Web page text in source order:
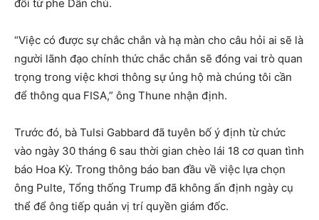
đối từ phe Dân chủ.
“Việc có được sự chắc chắn và hạ màn cho câu hỏi ai sẽ là
người lãnh đạo chính thức chắc chắn sẽ đóng vai trò quan
trọng trong việc khơi thông sự ủng hộ mà chúng tôi cần
để thông qua FISA,” ông Thune nhận định.
Trước đó, bà Tulsi Gabbard đã tuyên bố ý định từ chức
vào ngày 30 tháng 6 sau thời gian chèo lái 18 cơ quan tình
báo Hoa Kỳ. Trong thông báo ban đầu về việc lựa chọn
ông Pulte, Tổng thống Trump đã không ấn định ngày cụ
thể để ông tiếp quản vị trí quyền giám đốc.